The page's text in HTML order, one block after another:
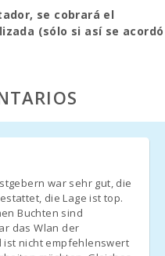
se cobrará el
(sólo si así se acordó
- 95€.
alta se proporcionan de
añadir una cama extra y
será de 38 euros por día.
war sehr gut, die
die Lage ist top.
Buchten sind
das Wlan der
nicht empfehlenswert